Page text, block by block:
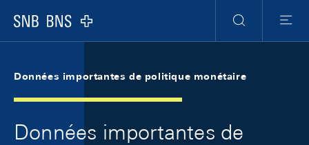
Logo
RechercheMenu
Données importantes de politique monétaire
Données importantes de